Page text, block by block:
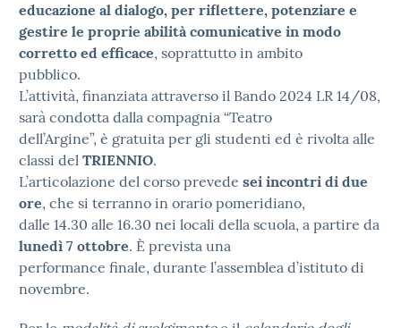
educazione al dialogo, per riflettere, potenziare e
gestire le proprie abilità comunicative in modo
corretto ed efficace, soprattutto in ambito
pubblico.
L’attività, finanziata attraverso il Bando 2024 LR 14/08,
sarà condotta dalla compagnia “Teatro
dell’Argine”, è gratuita per gli studenti ed è rivolta alle
classi del TRIENNIO.
L’articolazione del corso prevede sei incontri di due
ore, che si terranno in orario pomeridiano,
dalle 14.30 alle 16.30 nei locali della scuola, a partire da
lunedì 7 ottobre. È prevista una
performance finale, durante l’assemblea d’istituto di
novembre.